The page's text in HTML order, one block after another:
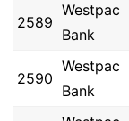
2589
Westpac
Bank
2590
Westpac
Bank